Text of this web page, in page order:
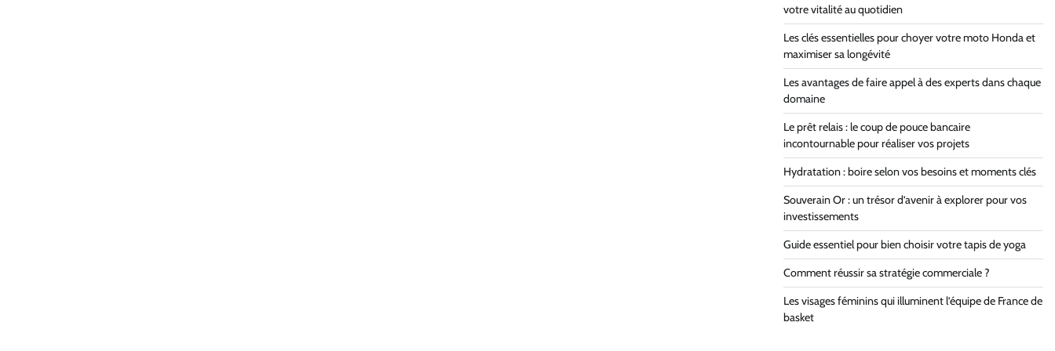
votre vitalité au quotidien
Les clés essentielles pour choyer votre moto Honda et
maximiser sa longévité
Les avantages de faire appel à des experts dans chaque
domaine
Le prêt relais : le coup de pouce bancaire
incontournable pour réaliser vos projets
Hydratation : boire selon vos besoins et moments clés
Souverain Or : un trésor d’avenir à explorer pour vos
investissements
Guide essentiel pour bien choisir votre tapis de yoga
Comment réussir sa stratégie commerciale ?
Les visages féminins qui illuminent l’équipe de France de
basket